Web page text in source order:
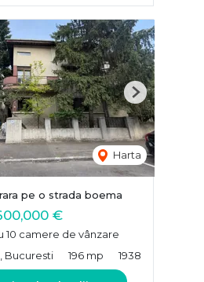
Harta
Next
pe o strada boema
€
10 camere de vânzare
Bucuresti
196 mp 1938